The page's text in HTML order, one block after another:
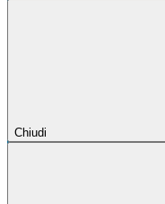
Chiudi